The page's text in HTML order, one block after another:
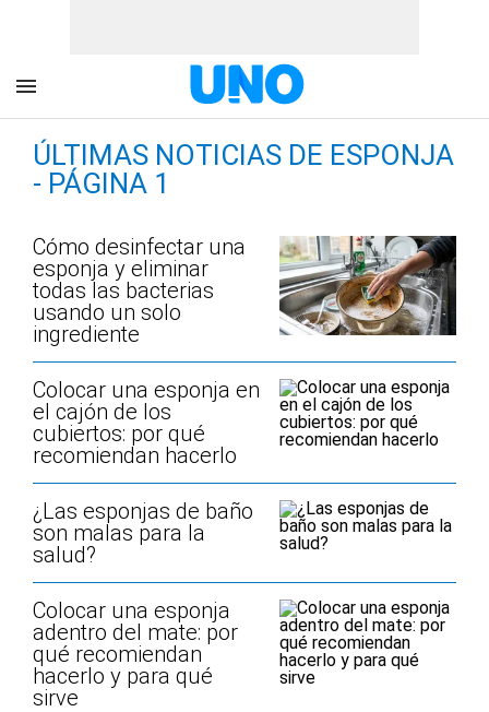
ÚLTIMAS NOTICIAS DE ESPONJA
- PÁGINA 1
Cómo desinfectar una
esponja y eliminar
todas las bacterias
usando un solo
ingrediente
Colocar una esponja en
el cajón de los
cubiertos: por qué
recomiendan hacerlo
¿Las esponjas de baño
son malas para la
salud?
Colocar una esponja
adentro del mate: por
qué recomiendan
hacerlo y para qué
sirve